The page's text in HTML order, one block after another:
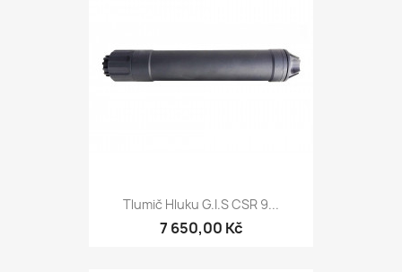
Tlumič Hluku G.I.S CSR 9...
7 650,00 Kč